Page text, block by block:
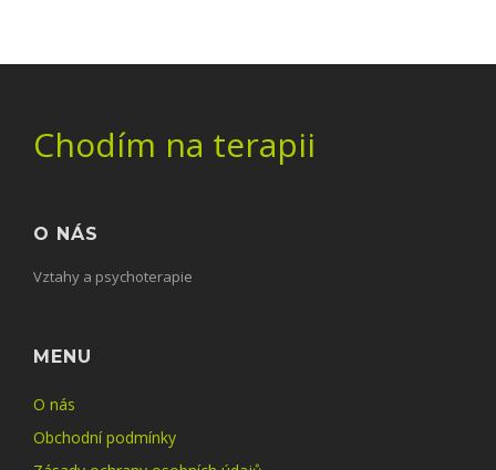
Chodím na terapii
O NÁS
Vztahy a psychoterapie
MENU
O nás
Obchodní podmínky